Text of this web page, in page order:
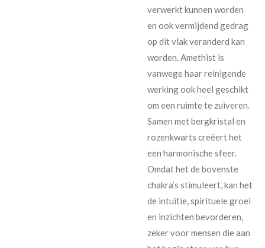
verwerkt kunnen worden
en ook vermijdend gedrag
op dit vlak veranderd kan
worden. Amethist is
vanwege haar reinigende
werking ook heel geschikt
om een ruimte te zuiveren.
Samen met bergkristal en
rozenkwarts creëert het
een harmonische sfeer.
Omdat het de bovenste
chakra’s stimuleert, kan het
de intuïtie, spirituele groei
en inzichten bevorderen,
zeker voor mensen die aan